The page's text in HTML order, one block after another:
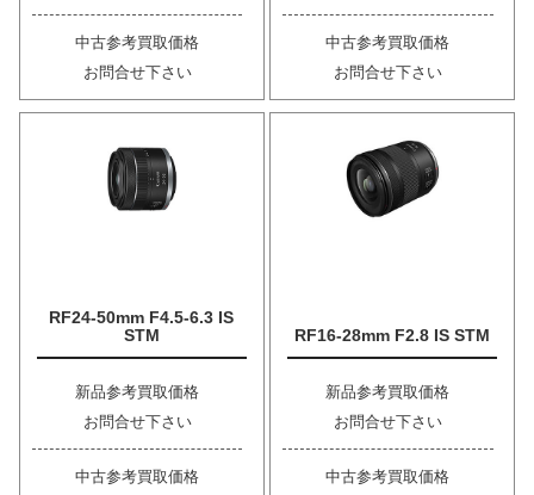
中古参考買取価格
お問合せ下さい
中古参考買取価格
お問合せ下さい
RF24-50mm F4.5-6.3 IS
STM
新品参考買取価格
お問合せ下さい
中古参考買取価格
RF16-28mm F2.8 IS STM
新品参考買取価格
お問合せ下さい
中古参考買取価格